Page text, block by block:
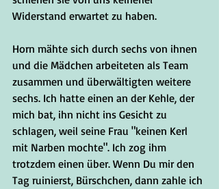
Widerstand erwartet zu haben.
Horn mähte sich durch sechs von ihnen
und die Mädchen arbeiteten als Team
zusammen und überwältigten weitere
sechs. Ich hatte einen an der Kehle, der
mich bat, ihn nicht ins Gesicht zu
schlagen, weil seine Frau "keinen Kerl
mit Narben mochte". Ich zog ihm
trotzdem einen über. Wenn Du mir den
Tag ruinierst, Bürschchen, dann zahle ich